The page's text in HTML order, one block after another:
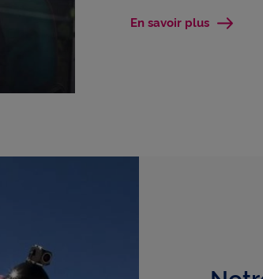
En savoir plus